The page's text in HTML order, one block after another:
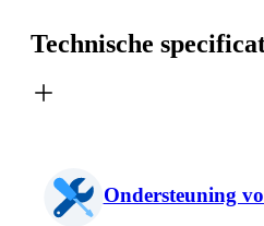
Technische
Ondersteuning